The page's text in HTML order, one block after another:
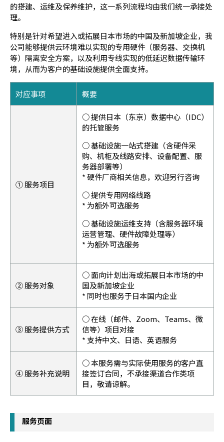
的搭建、运维及保养维护，这一系列流程均由我们统一承接处
理。
特别是针对希望进入或拓展日本市场的中国及新加坡企业，我
公司能够提供云环境难以实现的专用硬件（服务器、交换机
等）隔离安全方案，以及利用专线实现的低延迟数据传输环
境，从而为客户的基础设施提供全面支持。
对应事项 概要
① 服务项目
○ 提供日本（东京）数据中心（IDC）
的托管服务
○ 基础设施一站式搭建（含硬件采
购、机柜及线路安排、设备配置、服
务器部署等）
* 硬件厂商相关信息，欢迎另行咨询
○ 提供专用网络线路
* 为额外可选服务
○ 基础设施运维支持（含服务器环境
运营管理、硬件故障处理等）
* 为额外可选服务
② 服务对象
○ 面向计划出海或拓展日本市场的中
国及新加坡企业
* 同时也服务于日本国内企业
③ 服务提供方式
○ 在线（邮件、Zoom、Teams、微
信等）项目对接
* 支持中文、日语、英语服务
④ 服务补充说明
○ 本服务需与实际使用服务的客户直
接签订合同，不承接渠道合作类项
目，敬请谅解。
服务页面